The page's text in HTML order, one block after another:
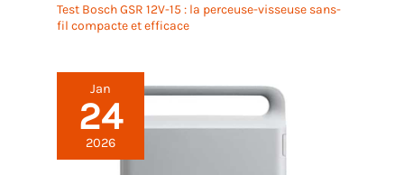
Test Bosch GSR 12V-15 : la perceuse-visseuse sans-
fil compacte et efficace
Jan
24
2026